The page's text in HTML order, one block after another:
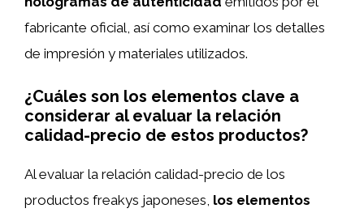
fabricante oficial, así como examinar los detalles
de impresión y materiales utilizados.
¿Cuáles son los elementos clave a
considerar al evaluar la relación
calidad-precio de estos productos?
Al evaluar la relación calidad-precio de los
productos freakys japoneses, los elementos